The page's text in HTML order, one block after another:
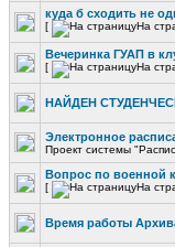
куда б сходить не
[ На
Вечеринка ГУАП в
[ На
НАЙДЕН
Электронное
Проект системы
Вопрос по военной
[ На
Время работы